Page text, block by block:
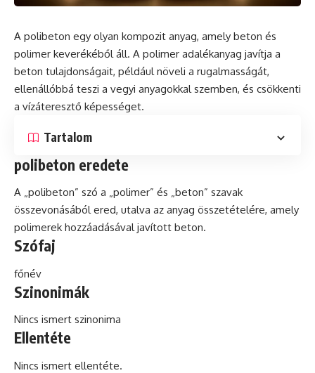
A polibeton egy olyan kompozit anyag, amely beton és
polimer keverékéből áll. A polimer adalékanyag javítja a
beton tulajdonságait, például növeli a rugalmasságát,
ellenállóbbá teszi a vegyi anyagokkal szemben, és csökkenti
a vízáteresztő képességet.
Tartalom
polibeton eredete
A „polibeton” szó a „polimer” és „beton” szavak
összevonásából ered, utalva az anyag összetételére, amely
polimerek hozzáadásával javított beton.
Szófaj
főnév
Szinonimák
Nincs ismert szinonima
Ellentéte
Nincs ismert ellentéte.